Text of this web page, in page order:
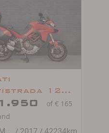
1200
/ NL
of € 165